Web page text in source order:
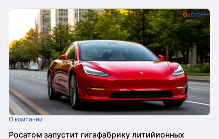
О компании
Росатом запустит гигафабрику литийионных